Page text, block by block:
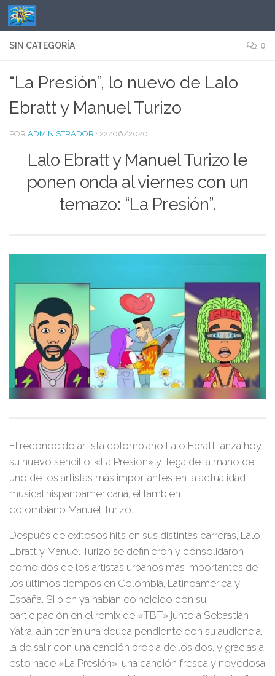
Saltar al contenido
SIN CATEGORÍA 0
“La Presión”, lo nuevo de Lalo
Ebratt y Manuel Turizo
POR ADMINISTRADOR · 22/06/2020
Lalo Ebratt y Manuel Turizo le
ponen onda al viernes con un
temazo: “La Presión”.
El reconocido artista colombiano Lalo Ebratt lanza hoy
su nuevo sencillo, «La Presión» y llega de la mano de
uno de los artistas más importantes en la actualidad
musical hispanoamericana, el también
colombiano Manuel Turizo.
Después de exitosos hits en sus distintas carreras, Lalo
Ebratt y Manuel Turizo se definieron y consolidaron
como dos de los artistas urbanos más importantes de
los últimos tiempos en Colombia, Latinoamérica y
España. Si bien ya habían coincidido con su
participación en el remix de «TBT» junto a Sebastián
Yatra, aún tenían una deuda pendiente con su audiencia,
la de salir con una canción propia de los dos, y gracias a
esto nace «La Presión», una canción fresca y novedosa